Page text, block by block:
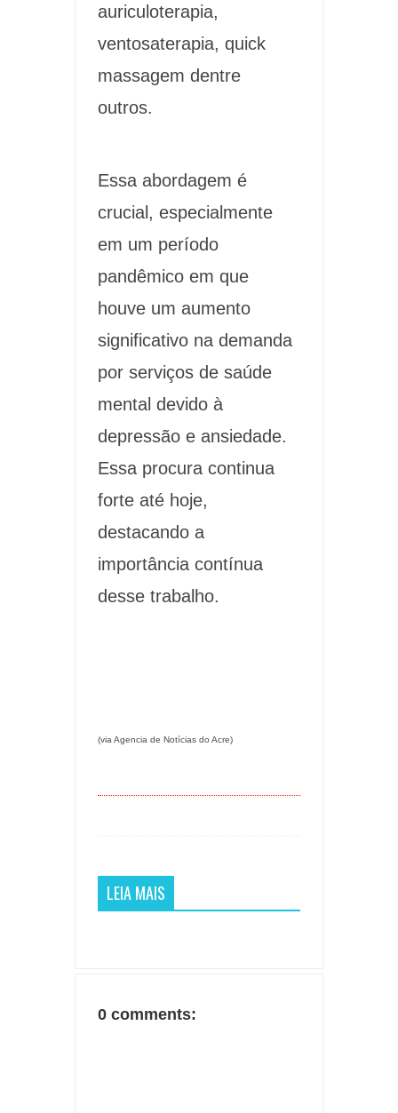
auriculoterapia,
ventosaterapia, quick
massagem dentre
outros.
Essa abordagem é
crucial, especialmente
em um período
pandêmico em que
houve um aumento
significativo na demanda
por serviços de saúde
mental devido à
depressão e ansiedade.
Essa procura continua
forte até hoje,
destacando a
importância contínua
desse trabalho.
(via Agencia de Notícias do Acre)
LEIA MAIS
0 comments: